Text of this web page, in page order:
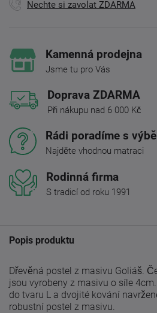
Nechte si zavolat ZDARMA
Kamenná prodejna
Jsme tu pro Vás
Doprava ZDARMA
Při nákupu nad 6 000 Kč
Rádi poradíme s
Najděte vhodnou matraci
Rodinná firma
S tradicí od roku 1991
Popis produktu
Dřevěná postel z masivu Goliáš.
jsou vyrobeny z masivu o síle
do tvaru L a dvojité kování
robustní postel z masivu.